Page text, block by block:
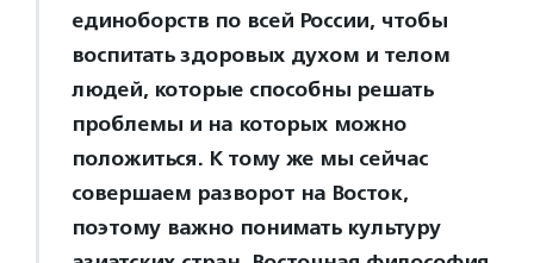
единоборств по всей России, чтобы
воспитать здоровых духом и телом
людей, которые способны решать
проблемы и на которых можно
положиться. К тому же мы сейчас
совершаем разворот на Восток,
поэтому важно понимать культуру